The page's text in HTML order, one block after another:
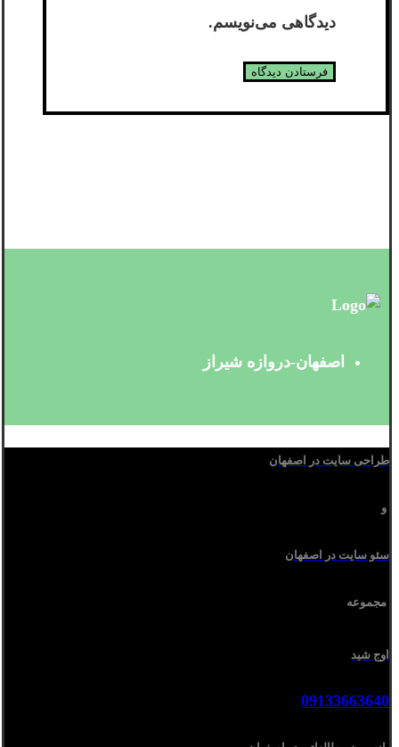
دیدگاهی می‌نویسم.
اصفهان-دروازه شیراز
طراحی سایت در اصفهان
و
سئو سایت در اصفهان
مجموعه
اوج شید
09133663640